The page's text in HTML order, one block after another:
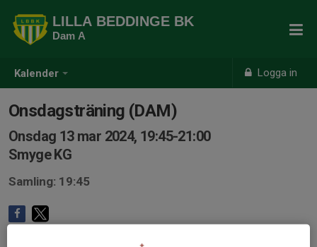
Kalender Logga in
LILLA BEDDINGE BK
Dam A
Onsdagsträning (DAM)
Onsdag 13 mar 2024, 19:45-21:00
Smyge KG
Samling: 19:45